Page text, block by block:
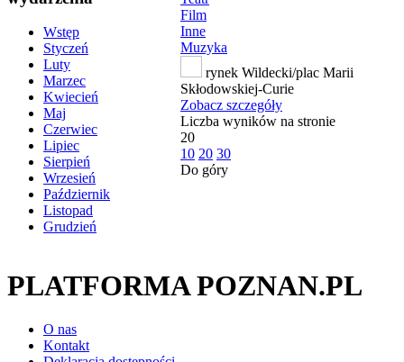
Wstęp
Styczeń
Luty
Marzec
Kwiecień
Maj
Czerwiec
Lipiec
Sierpień
Wrzesień
Październik
Listopad
Grudzień
Film
Inne
Muzyka
rynek Wildecki/plac Marii
Skłodowskiej-Curie
Zobacz szczegóły
Liczba wyników na stronie
20
10 20 30
Do góry
PLATFORMA POZNAN.PL
O nas
Kontakt